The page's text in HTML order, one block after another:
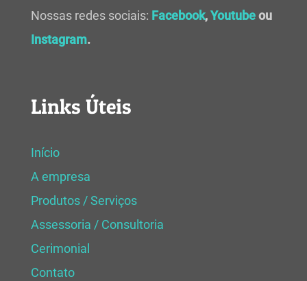
Nossas redes sociais: Facebook,Youtubeou
Instagram.
Links Úteis
Início
A empresa
Produtos / Serviços
Assessoria / Consultoria
Cerimonial
Contato